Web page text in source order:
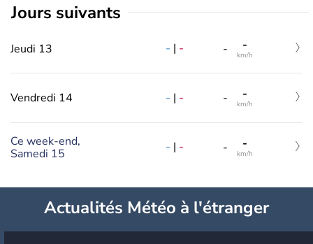
jours suivants
Jeudi 13 - | - - -
km/h
Vendredi 14 - | - - -
km/h
Ce week-end,
Samedi 15
- | - - -
km/h
Actualités Météo à l'étranger